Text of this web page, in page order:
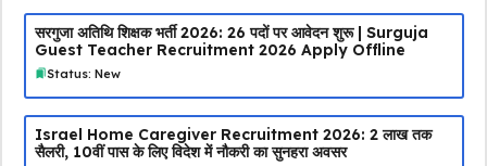
सरगुजा अतिथि शिक्षक भर्ती 2026: 26 पदों पर आवेदन शुरू | Surguja
Guest Teacher Recruitment 2026 Apply Offline
Status: New
Israel Home Caregiver Recruitment 2026: ₹2 लाख तक
सैलरी, 10वीं पास के लिए विदेश में नौकरी का सुनहरा अवसर